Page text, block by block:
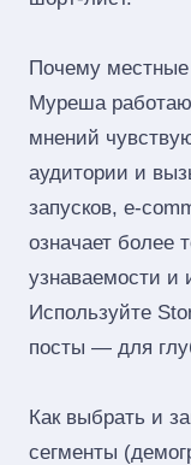
Почему
Муреша
мнений
аудитории и
запусков,
означает более
узнаваемости
Используйте
посты — для
Как выбрать и
сегменты